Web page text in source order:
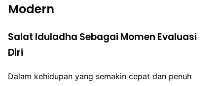
Modern
Salat Iduladha Sebagai Momen Evaluasi
Diri
Dalam kehidupan yang semakin cepat dan penuh